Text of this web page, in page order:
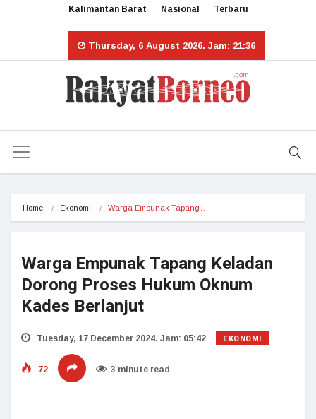
Kalimantan Barat Nasional Terbaru
Thursday, 6 August 2026. Jam: 21:36
Home Ekonomi Warga Empunak Tapang…
Warga Empunak Tapang Keladan
Dorong Proses Hukum Oknum
Kades Berlanjut
Tuesday, 17 December 2024. Jam: 05:42 EKONOMI
72 3 minute read